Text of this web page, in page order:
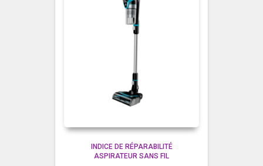
INDICE DE RÉPARABILITÉ
ASPIRATEUR SANS FIL